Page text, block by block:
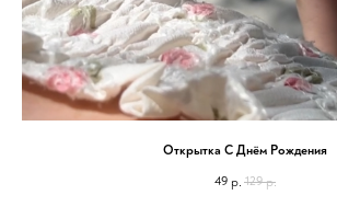
Открытка С Днём Рождения
49 р. 129 р.